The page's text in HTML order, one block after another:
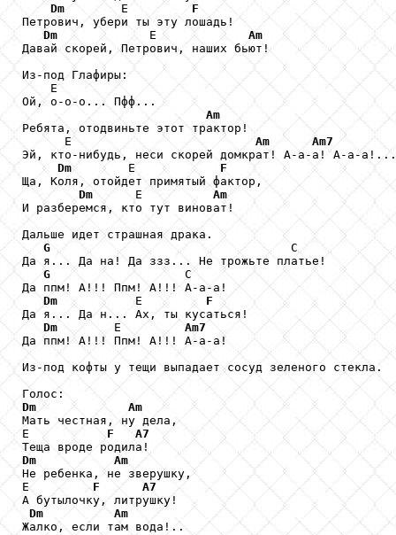
Dm
        Е
F
Петрович, убери ты эту лошадь!
Dm
             Е
Am
Давай скорей, Петрович, наших бьют!
Из-под Глафиры:
    Е
Ой, о-о-о... Пфф...
Am
Ребята, отодвиньте этот трактор!
      Е
Am
Am7
Эй, кто-нибудь, неси скорей домкрат! А-а-а! А-а-
Dm
        Е
F
Ща, Коля, отойдет примятый фактор,
Dm
      Е
Am
И разберемся, кто тут виноват!
Дальше идет страшная драка.
G
                                  С
Да я... Да на! Да ззз... Не трожьте платье!
G
                   С
Да ппм! А!!! Ппм! А!!! А-а-а!
Dm
           Е
F
Да я... Да н... Ах, ты кусаться!
Dm
        Е
Am7
Да ппм! А!!! Ппм! А!!! А-а-а!
Из-под кофты у тещи выпадает сосуд зеленого стекла.
Dm
Am
Мать честная, ну дела,
Е F
A7
Dm
Am
Не ребенка, не зверушку,
Е F
A7
А бутылочку, литрушку!
Dm
Am
Жалко, если там вода!..